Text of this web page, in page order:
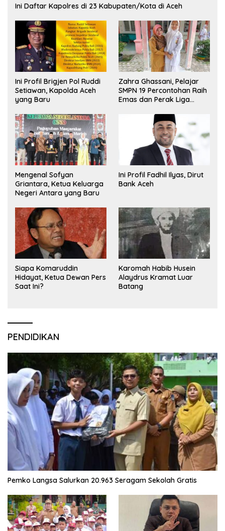
Ini Daftar Kapolres di 23 Kabupaten/Kota di Aceh
Ini Profil Brigjen Pol Ruddi
Setiawan, Kapolda Aceh
yang Baru
Zahra Ghassani, Pelajar
SMPN 19 Percontohan Raih
Emas dan Perak Liga
Mengenal Sofyan
Griantara, Ketua Keluarga
Negeri Antara yang Baru
Ini Profil Fadhil Ilyas, Dirut
Bank Aceh
Siapa Komaruddin
Hidayat, Ketua Dewan Pers
Saat Ini?
Karomah Habib Husein
Alaydrus Kramat Luar
Batang
PENDIDIKAN
Pemko Langsa Salurkan 20.963 Seragam Sekolah Gratis